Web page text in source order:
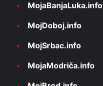
MojaBanjaLuka.info
MojDoboj.info
MojSrbac.info
MojaModriča.info